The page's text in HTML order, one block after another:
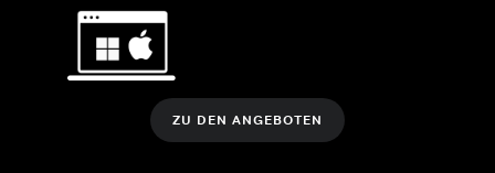
ZU DEN ANGEBOTEN